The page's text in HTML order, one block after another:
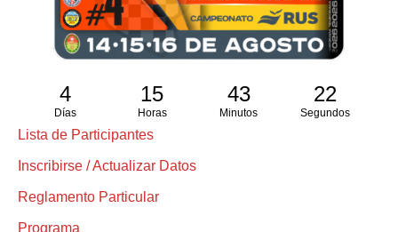
4
Días
15
Horas
43
Minutos
21
Segundos
Lista de Participantes
Inscribirse / Actualizar Datos
Reglamento Particular
Programa